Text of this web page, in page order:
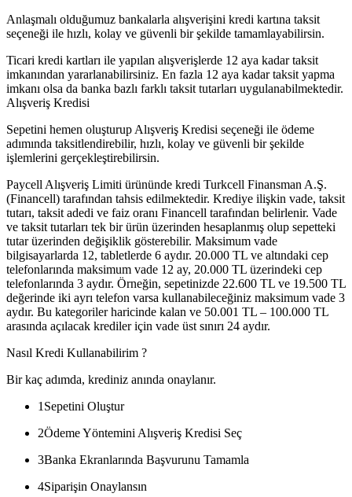
Anlaşmalı olduğumuz bankalarla alışverişini kredi kartına taksit
seçeneği ile hızlı, kolay ve güvenli bir şekilde tamamlayabilirsin.
Ticari kredi kartları ile yapılan alışverişlerde 12 aya kadar taksit
imkanından yararlanabilirsiniz. En fazla 12 aya kadar taksit yapma
imkanı olsa da banka bazlı farklı taksit tutarları uygulanabilmektedir.
Alışveriş Kredisi
Sepetini hemen oluşturup Alışveriş Kredisi seçeneği ile ödeme
adımında taksitlendirebilir, hızlı, kolay ve güvenli bir şekilde
işlemlerini gerçekleştirebilirsin.
Paycell Alışveriş Limiti ürününde kredi Turkcell Finansman A.Ş.
(Financell) tarafından tahsis edilmektedir. Krediye ilişkin vade, taksit
tutarı, taksit adedi ve faiz oranı Financell tarafından belirlenir. Vade
ve taksit tutarları tek bir ürün üzerinden hesaplanmış olup sepetteki
tutar üzerinden değişiklik gösterebilir. Maksimum vade
bilgisayarlarda 12, tabletlerde 6 aydır. 20.000 TL ve altındaki cep
telefonlarında maksimum vade 12 ay, 20.000 TL üzerindeki cep
telefonlarında 3 aydır. Örneğin, sepetinizde 22.600 TL ve 19.500 TL
değerinde iki ayrı telefon varsa kullanabileceğiniz maksimum vade 3
aydır. Bu kategoriler haricinde kalan ve 50.001 TL – 100.000 TL
arasında açılacak krediler için vade üst sınırı 24 aydır.
Nasıl Kredi Kullanabilirim ?
Bir kaç adımda, krediniz anında onaylanır.
1 Sepetini Oluştur
2Ödeme Yöntemini Alışveriş Kredisi Seç
3Banka Ekranlarında Başvurunu Tamamla
4Siparişin Onaylansın